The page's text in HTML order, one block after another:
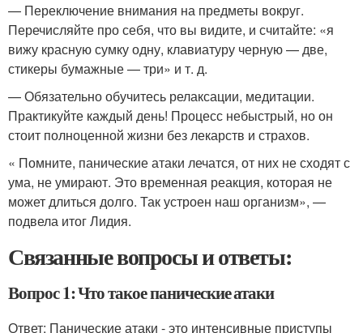
— Переключение внимания на предметы вокруг.
Перечисляйте про себя, что вы видите, и считайте: «я
вижу красную сумку одну, клавиатуру черную — две,
стикеры бумажные — три» и т. д.
— Обязательно обучитесь релаксации, медитации.
Практикуйте каждый день! Процесс небыстрый, но он
стоит полноценной жизни без лекарств и страхов.
« Помните, панические атаки лечатся, от них не сходят с
ума, не умирают. Это временная реакция, которая не
может длиться долго. Так устроен наш организм», —
подвела итог Лидия.
Связанные вопросы и ответы:
Вопрос 1: Что такое панические атаки
Ответ: Панические атаки - это интенсивные приступы